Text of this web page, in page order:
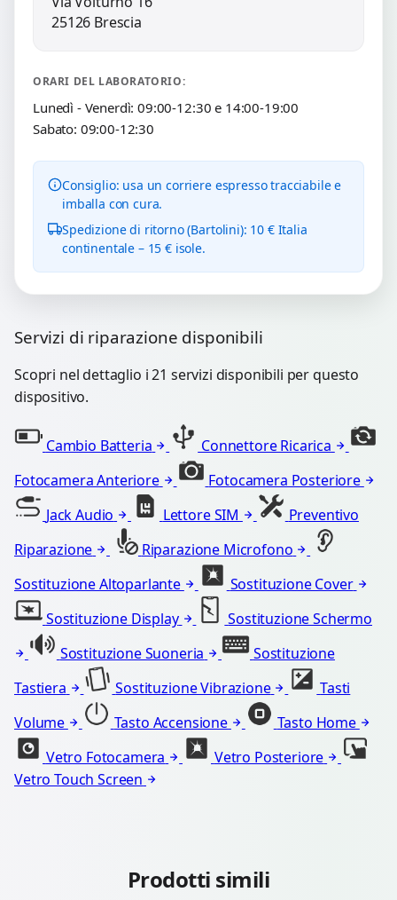
25126 Brescia
ORARI DEL LABORATORIO:
Lunedì - Venerdì: 09:00-12:30 e 14:00-19:00
Sabato: 09:00-12:30
Consiglio: usa un corriere espresso tracciabile e
imballa con cura.
Spedizione di ritorno (Bartolini): 10 € Italia
continentale – 15 € isole.
Servizi di riparazione disponibili
Scopri nel dettaglio i 21 servizi disponibili per questo
dispositivo.
Cambio Batteria
Connettore Ricarica
Fotocamera Anteriore
Fotocamera Posteriore
Jack Audio
Lettore SIM
Preventivo
Riparazione
Riparazione Microfono
Sostituzione Altoparlante
Sostituzione Cover
Sostituzione Display
Sostituzione Schermo
Sostituzione Suoneria
Sostituzione
Tastiera
Sostituzione Vibrazione
Tasti
Volume
Tasto Accensione
Tasto Home
Vetro Fotocamera
Vetro Posteriore
Vetro Touch Screen
Prodotti simili